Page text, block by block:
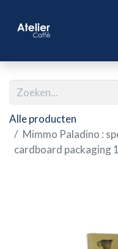
Alle producten
Mimmo Paladino :
cardboard packaging